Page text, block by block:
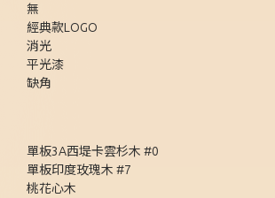
無
經典款LOGO
消光
平光漆
缺角
單板3A西堤卡雲杉木 #0
單板印度玫瑰木 #7
桃花心木